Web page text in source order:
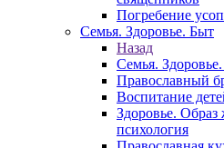
Погребение
Семья. Здоровье. Быт
Назад
Семья.
Православный
Воспитание
Здоровье.
психология